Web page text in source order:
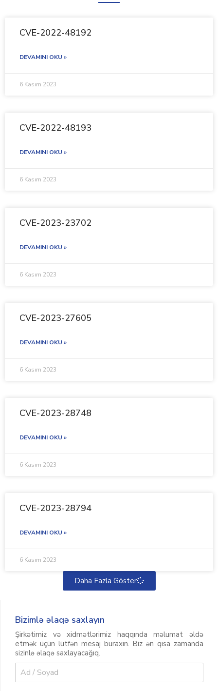
CVE-2022-48192
DEVAMINI OKU »
6 Kasım 2023
CVE-2022-48193
DEVAMINI OKU »
6 Kasım 2023
CVE-2023-23702
DEVAMINI OKU »
6 Kasım 2023
CVE-2023-27605
DEVAMINI OKU »
6 Kasım 2023
CVE-2023-28748
DEVAMINI OKU »
6 Kasım 2023
CVE-2023-28794
DEVAMINI OKU »
6 Kasım 2023
Daha Fazla Göster
Bizimlə əlaqə saxlayın
Şirkətimiz və xidmətlərimiz haqqında məlumat əldə
etmək üçün lütfən mesaj buraxın. Biz ən qısa zamanda
sizinlə əlaqə saxlayacağıq.